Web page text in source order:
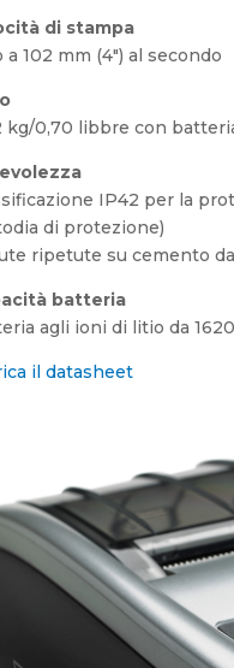
di stampa
a 102 mm (4″) al secondo
kg/0,70 libbre con
IP42 per la
di protezione)
ripetute su cemento da
batteria
agli ioni di litio da
il datasheet